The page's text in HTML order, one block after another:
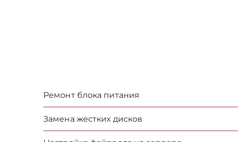
Ремонт блока питания
Замена жестких дисков